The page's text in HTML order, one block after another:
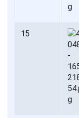
15